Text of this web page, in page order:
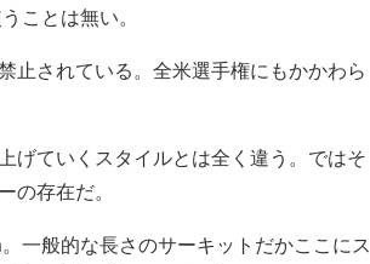
ことは無い。
止されている。全米選手権にもかかわら
げていくスタイルとは全く違う。ではそ
の存在だ。
一般的な長さのサーキットだかここにス